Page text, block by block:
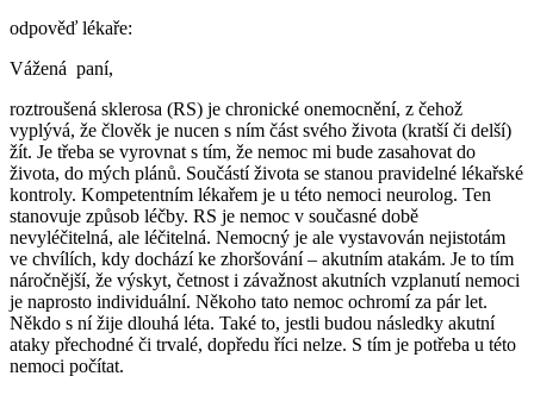
odpověď lékaře:
Vážená paní,
roztroušená sklerosa (RS) je chronické onemocnění, z čehož
vyplývá, že člověk je nucen s ním část svého života (kratší či delší)
žít. Je třeba se vyrovnat s tím, že nemoc mi bude zasahovat do
života, do mých plánů. Součástí života se stanou pravidelné lékařské
kontroly. Kompetentním lékařem je u této nemoci neurolog. Ten
stanovuje způsob léčby. RS je nemoc v současné době
nevyléčitelná, ale léčitelná. Nemocný je ale vystavován nejistotám
ve chvílích, kdy dochází ke zhoršování – akutním atakám. Je to tím
náročnější, že výskyt, četnost i závažnost akutních vzplanutí nemoci
je naprosto individuální. Někoho tato nemoc ochromí za pár let.
Někdo s ní žije dlouhá léta. Také to, jestli budou následky akutní
ataky přechodné či trvalé, dopředu říci nelze. S tím je potřeba u této
nemoci počítat.